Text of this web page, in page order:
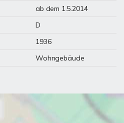
ab dem 1.5.2014
D
1936
Wohngebäude